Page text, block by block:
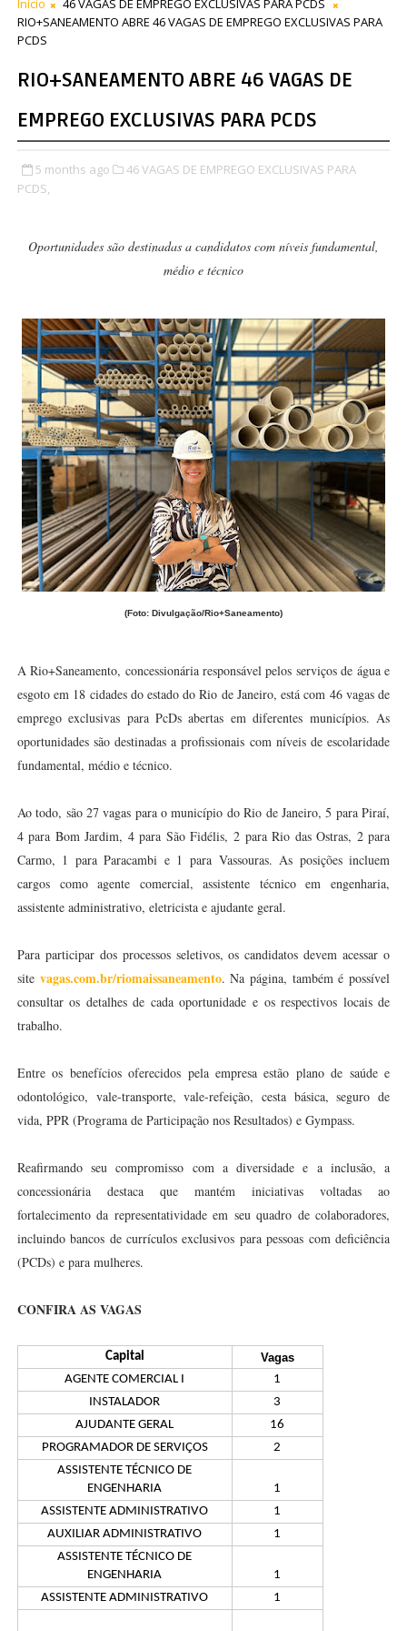
Início
46 VAGAS DE EMPREGO EXCLUSIVAS PARA PCDS
RIO+SANEAMENTO ABRE 46 VAGAS DE EMPREGO EXCLUSIVAS PARA
PCDS
RIO+SANEAMENTO ABRE 46 VAGAS DE
EMPREGO EXCLUSIVAS PARA PCDS
5 months ago
46 VAGAS DE EMPREGO EXCLUSIVAS PARA
PCDS,
Oportunidades são destinadas a candidatos com níveis fundamental,
médio e técnico
(Foto: Divulgação/Rio+Saneamento)
A Rio+Saneamento, concessionária responsável pelos serviços de água e
esgoto em 18 cidades do estado do Rio de Janeiro, está com 46 vagas de
emprego exclusivas para PcDs abertas em diferentes municípios. As
oportunidades são destinadas a profissionais com níveis de escolaridade
fundamental, médio e técnico.
Ao todo, são 27 vagas para o município do Rio de Janeiro, 5 para Piraí,
4 para Bom Jardim, 4 para São Fidélis, 2 para Rio das Ostras, 2 para
Carmo, 1 para Paracambi e 1 para Vassouras. As posições incluem
cargos como agente comercial, assistente técnico em engenharia,
assistente administrativo, eletricista e ajudante geral.
Para participar dos processos seletivos, os candidatos devem acessar o
site vagas.com.br/riomaissaneamento. Na página, também é possível
consultar os detalhes de cada oportunidade e os respectivos locais de
trabalho.
Entre os benefícios oferecidos pela empresa estão plano de saúde e
odontológico, vale-transporte, vale-refeição, cesta básica, seguro de
vida, PPR (Programa de Participação nos Resultados) e Gympass.
Reafirmando seu compromisso com a diversidade e a inclusão, a
concessionária destaca que mantém iniciativas voltadas ao
fortalecimento da representatividade em seu quadro de colaboradores,
incluindo bancos de currículos exclusivos para pessoas com deficiência
(PCDs) e para mulheres.
CONFIRA AS VAGAS
Capital
Vagas
AGENTE COMERCIAL I
1
INSTALADOR
3
AJUDANTE GERAL
16
PROGRAMADOR DE SERVIÇOS
2
ASSISTENTE TÉCNICO DE
ENGENHARIA
1
ASSISTENTE ADMINISTRATIVO
1
AUXILIAR ADMINISTRATIVO
1
ASSISTENTE TÉCNICO DE
ENGENHARIA
1
ASSISTENTE ADMINISTRATIVO
1